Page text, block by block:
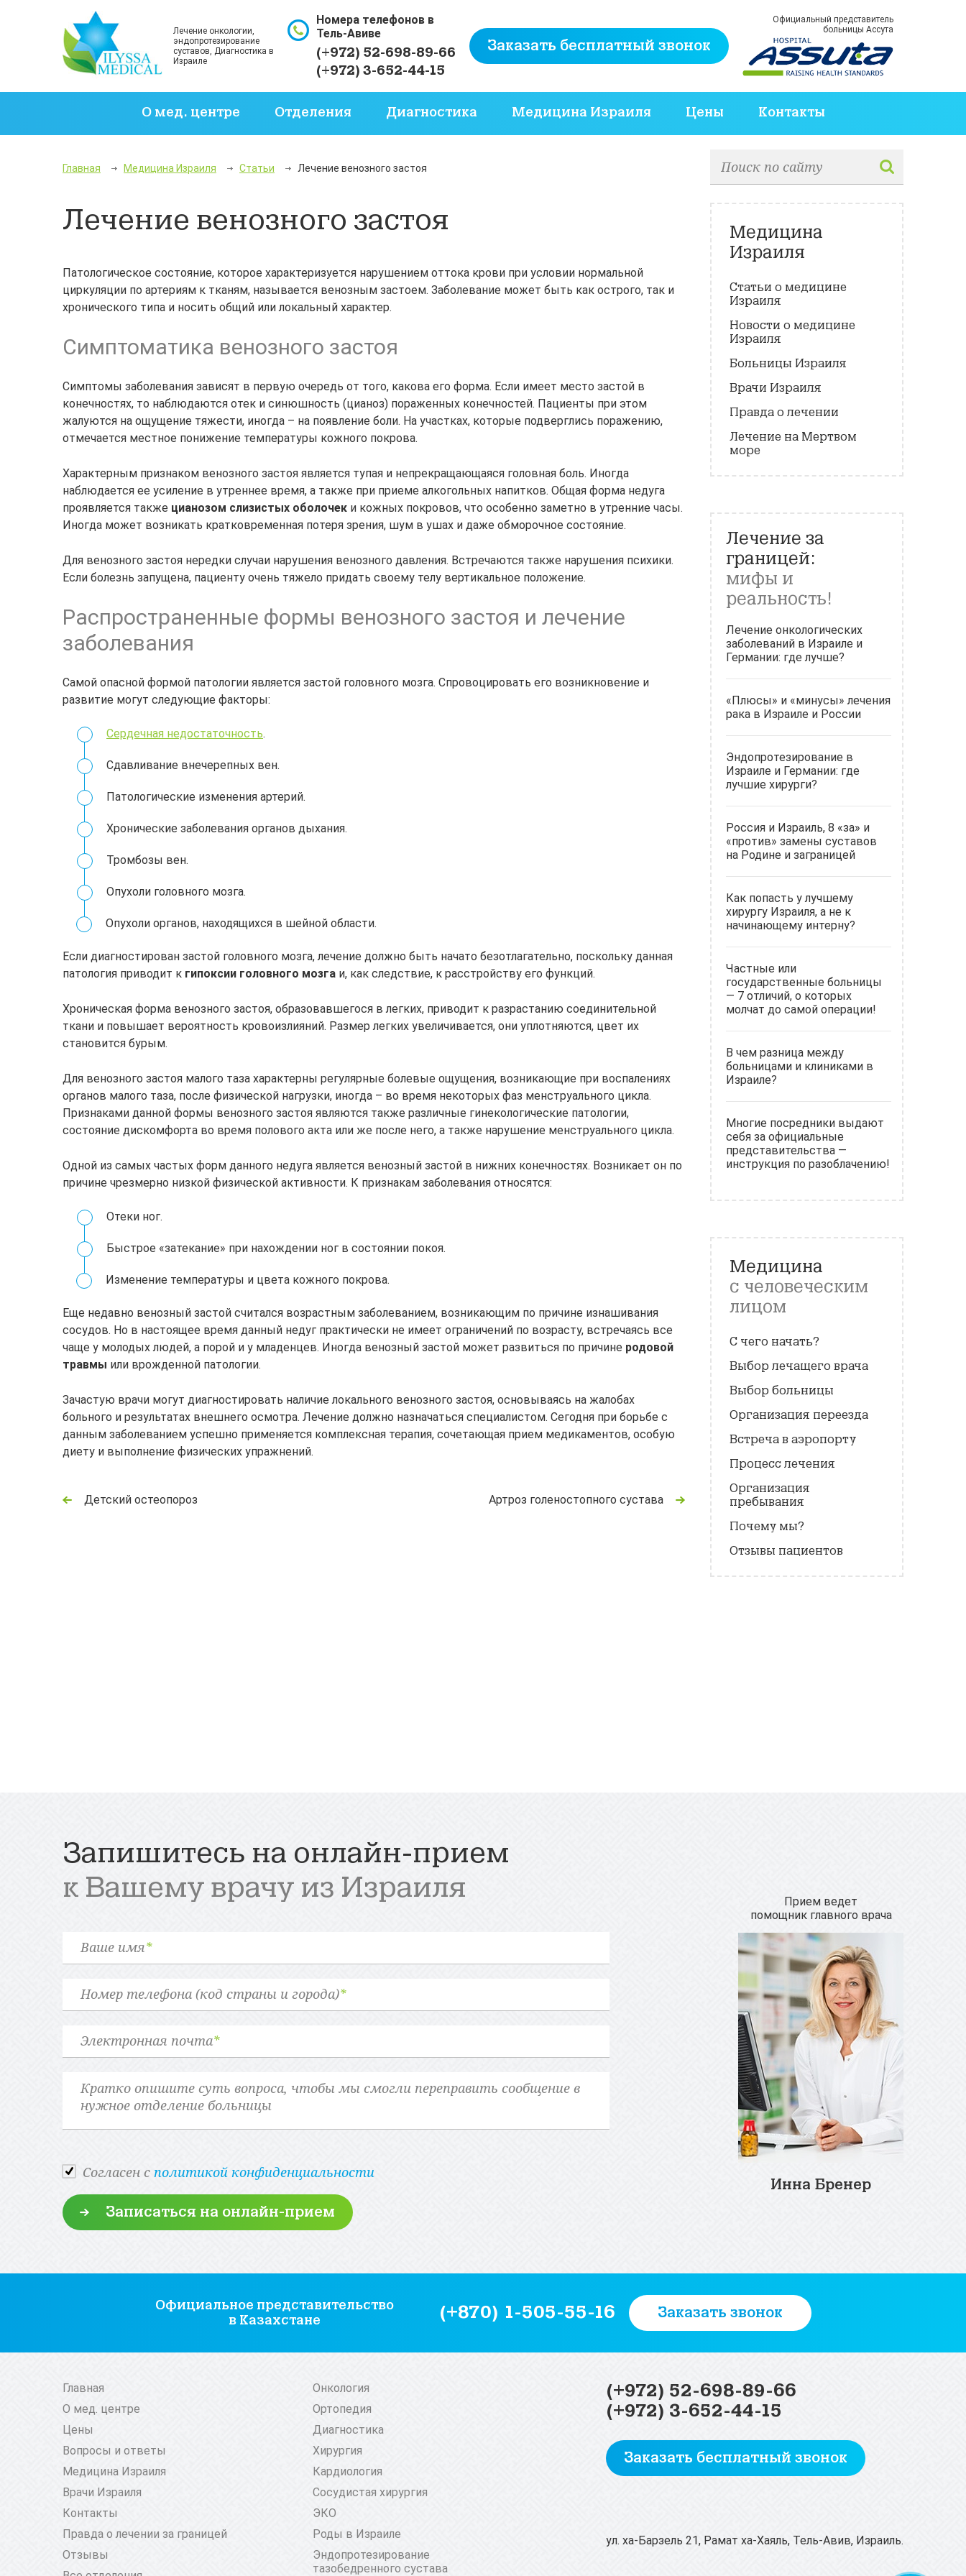
Лечение онкологии,
эндопротезирование
суставов, Диагностика в
Израиле
Номера телефонов в
Тель-Авиве
(+972) 52-698-89-66
(+972) 3-652-44-15
Заказать бесплатный звонок
Официальный представитель
больницы Ассута
О мед. центре Отделения Диагностика Медицина Израиля Цены Контакты
Главная Медицина Израиля Статьи Лечение венозного застоя
Лечение венозного застоя
Патологическое состояние, которое характеризуется нарушением оттока крови при условии нормальной
циркуляции по артериям к тканям, называется венозным застоем. Заболевание может быть как острого, так и
хронического типа и носить общий или локальный характер.
Симптоматика венозного застоя
Симптомы заболевания зависят в первую очередь от того, какова его форма. Если имеет место застой в
конечностях, то наблюдаются отек и синюшность (цианоз) пораженных конечностей. Пациенты при этом
жалуются на ощущение тяжести, иногда – на появление боли. На участках, которые подверглись поражению,
отмечается местное понижение температуры кожного покрова.
Характерным признаком венозного застоя является тупая и непрекращающаяся головная боль. Иногда
наблюдается ее усиление в утреннее время, а также при приеме алкогольных напитков. Общая форма недуга
проявляется также цианозом слизистых оболочек и кожных покровов, что особенно заметно в утренние часы.
Иногда может возникать кратковременная потеря зрения, шум в ушах и даже обморочное состояние.
Для венозного застоя нередки случаи нарушения венозного давления. Встречаются также нарушения психики.
Если болезнь запущена, пациенту очень тяжело придать своему телу вертикальное положение.
Распространенные формы венозного застоя и лечение
заболевания
Самой опасной формой патологии является застой головного мозга. Спровоцировать его возникновение и
развитие могут следующие факторы:
Сердечная недостаточность.
Сдавливание внечерепных вен.
Патологические изменения артерий.
Хронические заболевания органов дыхания.
Тромбозы вен.
Опухоли головного мозга.
Опухоли органов, находящихся в шейной области.
Если диагностирован застой головного мозга, лечение должно быть начато безотлагательно, поскольку данная
патология приводит к гипоксии головного мозга и, как следствие, к расстройству его функций.
Хроническая форма венозного застоя, образовавшегося в легких, приводит к разрастанию соединительной
ткани и повышает вероятность кровоизлияний. Размер легких увеличивается, они уплотняются, цвет их
становится бурым.
Для венозного застоя малого таза характерны регулярные болевые ощущения, возникающие при воспалениях
органов малого таза, после физической нагрузки, иногда – во время некоторых фаз менструального цикла.
Признаками данной формы венозного застоя являются также различные гинекологические патологии,
состояние дискомфорта во время полового акта или же после него, а также нарушение менструального цикла.
Одной из самых частых форм данного недуга является венозный застой в нижних конечностях. Возникает он по
причине чрезмерно низкой физической активности. К признакам заболевания относятся:
Отеки ног.
Быстрое «затекание» при нахождении ног в состоянии покоя.
Изменение температуры и цвета кожного покрова.
Еще недавно венозный застой считался возрастным заболеванием, возникающим по причине изнашивания
сосудов. Но в настоящее время данный недуг практически не имеет ограничений по возрасту, встречаясь все
чаще у молодых людей, а порой и у младенцев. Иногда венозный застой может развиться по причине родовой
травмы или врожденной патологии.
Зачастую врачи могут диагностировать наличие локального венозного застоя, основываясь на жалобах
больного и результатах внешнего осмотра. Лечение должно назначаться специалистом. Сегодня при борьбе с
данным заболеванием успешно применяется комплексная терапия, сочетающая прием медикаментов, особую
диету и выполнение физических упражнений.
Детский остеопороз Артроз голеностопного сустава
Медицина
Израиля
Статьи о медицине
Израиля
Новости о медицине
Израиля
Больницы Израиля
Врачи Израиля
Правда о лечении
Лечение на Мертвом
море
Лечение за
границей:
мифы и
реальность!
Лечение онкологических
заболеваний в Израиле и
Германии: где лучше?
«Плюсы» и «минусы» лечения
рака в Израиле и России
Эндопротезирование в
Израиле и Германии: где
лучшие хирурги?
Россия и Израиль, 8 «за» и
«против» замены суставов
на Родине и заграницей
Как попасть у лучшему
хирургу Израиля, а не к
начинающему интерну?
Частные или
государственные больницы
— 7 отличий, о которых
молчат до самой операции!
В чем разница между
больницами и клиниками в
Израиле?
Многие посредники выдают
себя за официальные
представительства —
инструкция по разоблачению!
Медицина
с человеческим
лицом
С чего начать?
Выбор лечащего врача
Выбор больницы
Организация переезда
Встреча в аэропорту
Процесс лечения
Организация
пребывания
Почему мы?
Отзывы пациентов
Запишитесь на онлайн-прием
к Вашему врачу из Израиля
Ваше имя*
Номер телефона (код страны и города)*
Электронная почта*
Cогласен с политикой конфиденциальности
Прием ведет
помощник главного врача
Инна Бренер
Официальное представительство
в Казахстане
(+870) 1-505-55-16 Заказать звонок
(+972) 52-698-89-66
(+972) 3-652-44-15
Заказать бесплатный звонок
ул. ха-Барзель 21, Рамат ха-Хаяль, Тель-Авив, Израиль.
Главная
О мед. центре
Цены
Вопросы и ответы
Медицина Израиля
Врачи Израиля
Контакты
Правда о лечении за границей
Отзывы
Онкология
Ортопедия
Диагностика
Хирургия
Кардиология
Сосудистая хирургия
ЭКО
Роды в Израиле
Эндопротезирование
тазобедренного сустава